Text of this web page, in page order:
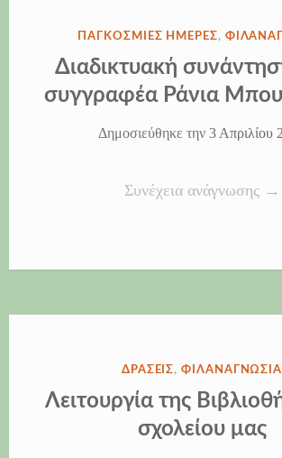
ΔΗΜΟΣΙΕΎΘΗΚΕ
ΣΤΗΝ
ΠΑΓΚΌΣΜΙΕΣ ΗΜΈΡΕΣ,
Διαδικτυακή
συγγραφέα Ράνια
Δημοσιεύθηκε την 3 Απριλίου
Συνέχεια ανάγνωσης
τη
→
ΔΗΜΟΣΙΕΎΘΗΚΕ
ΣΤΗΝ
ΔΡΆΣΕΙΣ,ΦΙΛΑΝΑΓΝΩΣΊΑ
Λειτουργία της
σχολείου μας